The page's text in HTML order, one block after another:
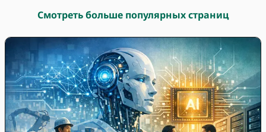
Смотреть больше популярных страниц